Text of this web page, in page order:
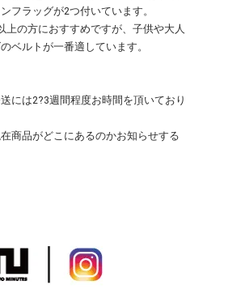
フラッグが2つ付いています。
上の方におすすめですが、子供や大人
ベルトが一番適しています。
には2?3週間程度お時間を頂いており
商品がどこにあるのかお知らせする